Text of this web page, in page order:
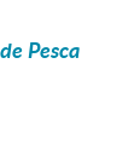
Pesca